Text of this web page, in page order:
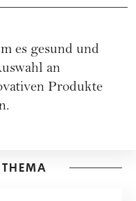
es gesund und
an
Produkte